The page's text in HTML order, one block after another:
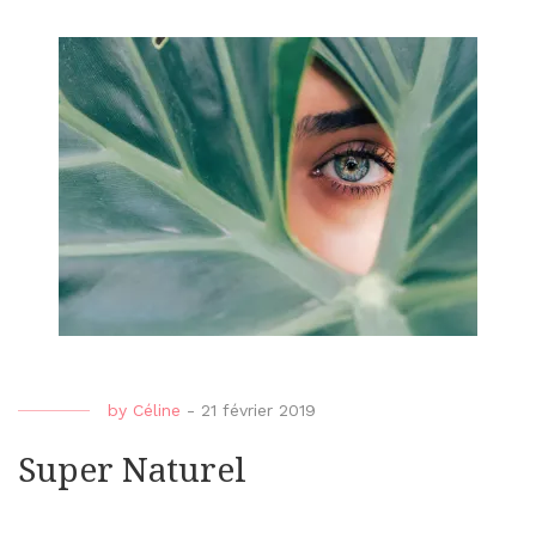
by Céline - 21 février 2019
Super Naturel